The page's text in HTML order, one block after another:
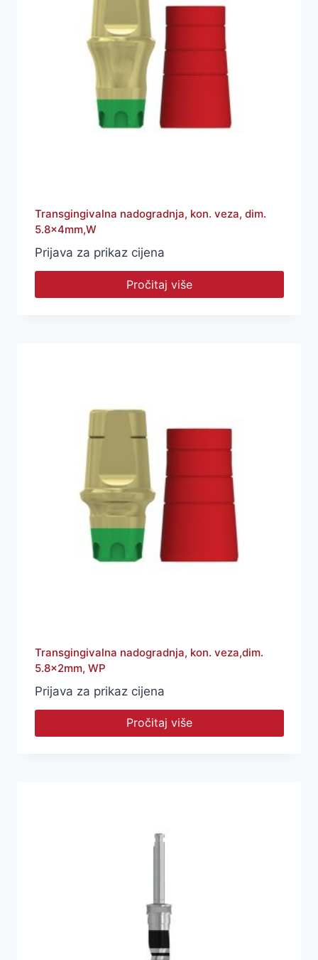
Transgingivalna nadogradnja, kon. veza, dim.
5.8x4mm,W
Prijava za prikaz cijena
Pročitaj više
Transgingivalna nadogradnja, kon. veza,dim.
5.8x2mm, WP
Prijava za prikaz cijena
Pročitaj više